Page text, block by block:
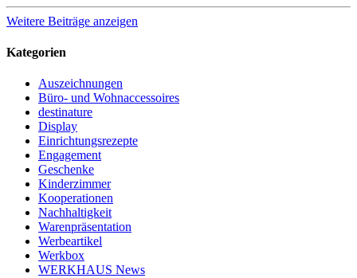
Weitere Beiträge anzeigen
Kategorien
Auszeichnungen
Büro- und Wohnaccessoires
destinature
Display
Einrichtungsrezepte
Engagement
Geschenke
Kinderzimmer
Kooperationen
Nachhaltigkeit
Warenpräsentation
Werbeartikel
Werkbox
WERKHAUS News